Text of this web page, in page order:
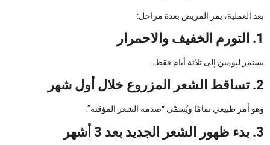
بعد العملية، يمر المريض بعدة مراحل:
1. التورم الخفيف والاحمرار
يستمر ليومين إلى ثلاثة أيام فقط.
2. تساقط الشعر المزروع خلال أول شهر
وهو أمر طبيعي تمامًا ويُسمّى “صدمة الشعر المؤقتة”.
3. بدء ظهور الشعر الجديد بعد 3 أشهر